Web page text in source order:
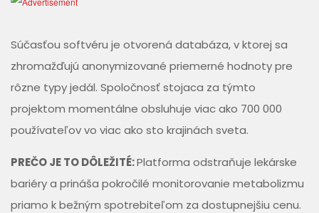
Súčasťou softvéru je otvorená databáza, v ktorej sa
zhromažďujú anonymizované priemerné hodnoty pre
rôzne typy jedál. Spoločnosť stojaca za týmto
projektom momentálne obsluhuje viac ako 700 000
používateľov vo viac ako sto krajinách sveta.
PREČO JE TO DÔLEŽITÉ:Platforma odstraňuje lekárske
bariéry a prináša pokročilé monitorovanie metabolizmu
priamo k bežným spotrebiteľom za dostupnejšiu cenu.